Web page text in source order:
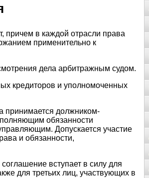
причем в каждой отрасли права
применительно к
дела арбитражным судом.
кредиторов и уполномоченных
принимается должником-
обязанности
Допускается участие
и обязанности,
вступает в силу для
для третьих лиц, участвующих в